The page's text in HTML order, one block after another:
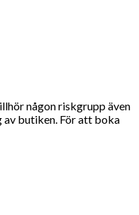
någon riskgrupp även
av butiken. För att boka